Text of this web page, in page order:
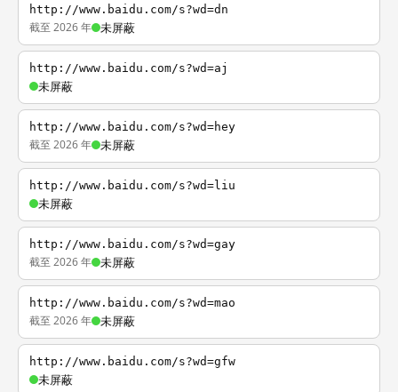
http://www.baidu.com/s?wd=dn
截至 2026 年 未屏蔽
http://www.baidu.com/s?wd=aj
未屏蔽
http://www.baidu.com/s?wd=hey
截至 2026 年 未屏蔽
http://www.baidu.com/s?wd=liu
未屏蔽
http://www.baidu.com/s?wd=gay
截至 2026 年 未屏蔽
http://www.baidu.com/s?wd=mao
截至 2026 年 未屏蔽
http://www.baidu.com/s?wd=gfw
未屏蔽